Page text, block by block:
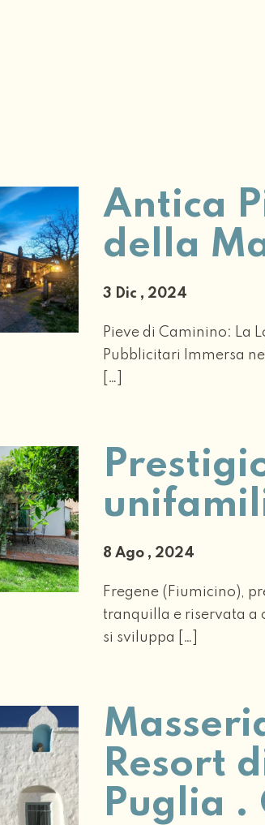
Antica
della
3 Dic , 2024
Pieve di Caminino: La
Pubblicitari Immersa
[…]
8 Ago , 2024
Fregene (Fiumicino),
tranquilla e riservata a
si sviluppa […]
Resort
Puglia .